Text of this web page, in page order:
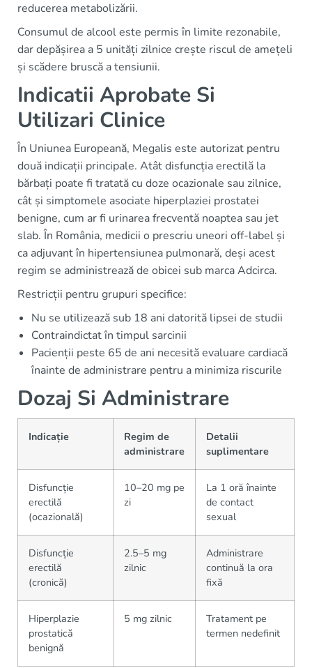
reducerea metabolizării.
Consumul de alcool este permis în limite rezonabile,
dar depășirea a 5 unități zilnice crește riscul de amețeli
și scădere bruscă a tensiunii.
Indicatii Aprobate Si
Utilizari Clinice
În Uniunea Europeană, Megalis este autorizat pentru
două indicații principale. Atât disfuncția erectilă la
bărbați poate fi tratată cu doze ocazionale sau zilnice,
cât și simptomele asociate hiperplaziei prostatei
benigne, cum ar fi urinarea frecventă noaptea sau jet
slab. În România, medicii o prescriu uneori off-label și
ca adjuvant în hipertensiunea pulmonară, deși acest
regim se administrează de obicei sub marca Adcirca.
Restricții pentru grupuri specifice:
Nu se utilizează sub 18 ani datorită lipsei de studii
Contraindictat în timpul sarcinii
Pacienții peste 65 de ani necesită evaluare cardiacă
înainte de administrare pentru a minimiza riscurile
Dozaj Si Administrare
Indicație
Regim de
administrare
Detalii
suplimentare
Disfuncție
erectilă
(ocazională)
10–20 mg pe
zi
La 1 oră înainte
de contact
sexual
Disfuncție
erectilă
(cronică)
2.5–5 mg
zilnic
Administrare
continuă la ora
fixă
Hiperplazie
prostatică
benignă
5 mg zilnic
Tratament pe
termen nedefinit